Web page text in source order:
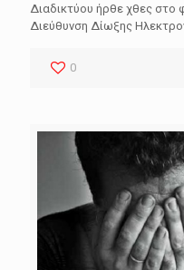
Διαδικτύου ήρθε χθες στο
Διεύθυνση Δίωξης
0